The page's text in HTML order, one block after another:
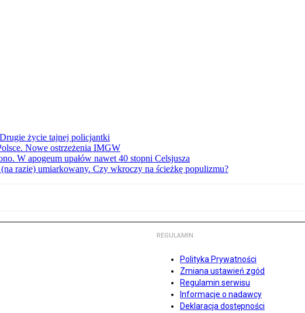
życie tajnej policjantki
Nowe ostrzeżenia IMGW
W apogeum upałów nawet 40 stopni Celsjusza
razie) umiarkowany. Czy wkroczy na ścieżkę populizmu?
REGULAMIN
Polityka Prywatności
Zmiana ustawień zgód
Regulamin serwisu
Informacje o nadawcy
Deklaracja dostępności